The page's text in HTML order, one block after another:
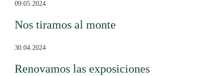
09.05.2024
Nos tiramos al monte
30.04.2024
Renovamos las exposiciones